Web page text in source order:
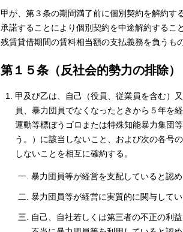
甲が、第３条の期間満了前に個別契約を解約す
承諾することにより個別契約を中途解約するこ
残賃貸借期間の賃料相当額の支払義務を負うも
第１５条（反社会的勢力の排除）
甲及び乙は、自己（役員、従業員を含む）
員、暴力団員でなくなったときから５年を
運動等標ぼうゴロまたは特殊知能暴力集団
う。）に該当しないこと、および次の各号
しないことを相互に確約する。
暴力団員等が経営を支配していると認
暴力団員等が経営に実質的に関与して
自己、自社若しくは第三者の不正の利